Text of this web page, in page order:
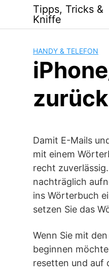
Tipps, Tricks &
Kniffe
HANDY & TELEFON
Damit E-Mails
mit einem
recht
nachträglich
ins Wörterbuch
setzen Sie das
Wenn Sie mit
beginnen
resetten und auf